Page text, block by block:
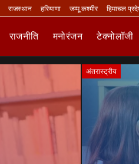
राजस्थान हरियाणा जम्मू कश्मीर हिमाचल
राजनीति मनोरंजन टेक्नोलॉजी
अंतरास्ट्रीय